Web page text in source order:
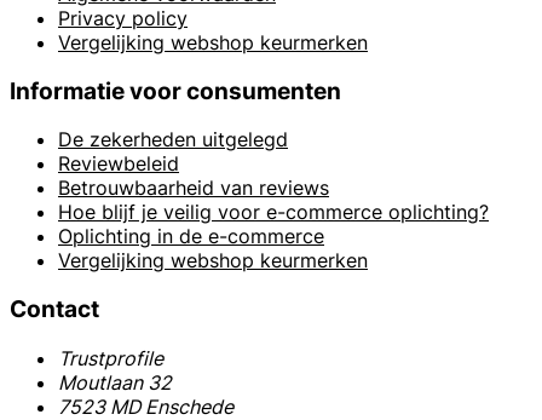
Privacy policy
Vergelijking webshop keurmerken
Informatie voor consumenten
De zekerheden uitgelegd
Reviewbeleid
Betrouwbaarheid van reviews
Hoe blijf je veilig voor e-commerce oplichting?
Oplichting in de e-commerce
Vergelijking webshop keurmerken
Contact
Trustprofile
Moutlaan 32
7523 MD Enschede